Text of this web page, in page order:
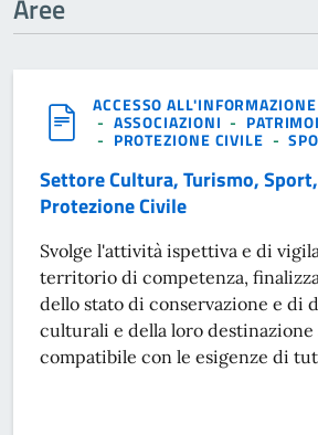
Aree
ACCESSO ALL'INFORMAZIONE
- ASSOCIAZIONI -
- PROTEZIONE CIVILE -
Settore Cultura, Turismo,
Protezione Civile
Svolge l'attività ispettiva e di
territorio di competenza,
dello stato di conservazione e di
culturali e della loro destinazione
compatibile con le esigenze di